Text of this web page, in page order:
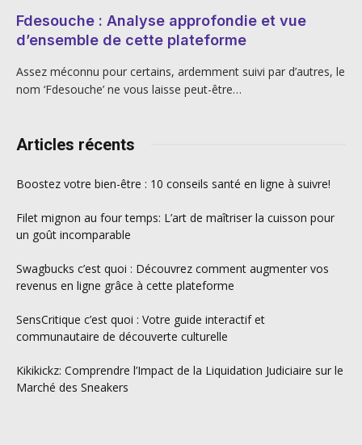
Fdesouche : Analyse approfondie et vue
d’ensemble de cette plateforme
Assez méconnu pour certains, ardemment suivi par d’autres, le
nom ‘Fdesouche’ ne vous laisse peut-être…
Articles récents
Boostez votre bien-être : 10 conseils santé en ligne à suivre!
Filet mignon au four temps: L’art de maîtriser la cuisson pour
un goût incomparable
Swagbucks c’est quoi : Découvrez comment augmenter vos
revenus en ligne grâce à cette plateforme
SensCritique c’est quoi : Votre guide interactif et
communautaire de découverte culturelle
Kikikickz: Comprendre l’Impact de la Liquidation Judiciaire sur le
Marché des Sneakers